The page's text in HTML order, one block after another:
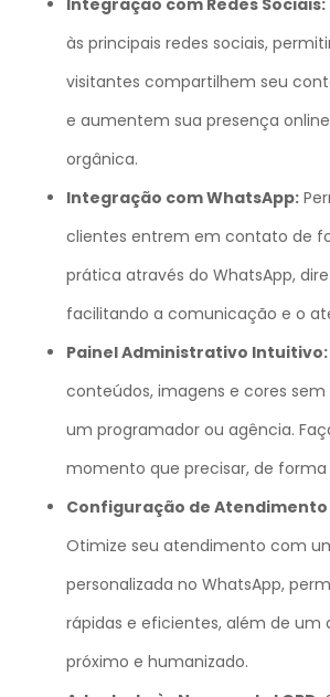
às principais redes sociais,
visitantes compartilhem seu
e aumentem sua presença
orgânica.
Integração com WhatsApp:
clientes entrem em contato de
prática através do WhatsApp,
facilitando a comunicação e o
Painel Administrativo Intuitivo:
conteúdos, imagens e cores
um programador ou agência.
momento que precisar, de forma
Configuração de Atendimento
Otimize seu atendimento com
personalizada no WhatsApp,
rápidas e eficientes, além de
próximo e humanizado.